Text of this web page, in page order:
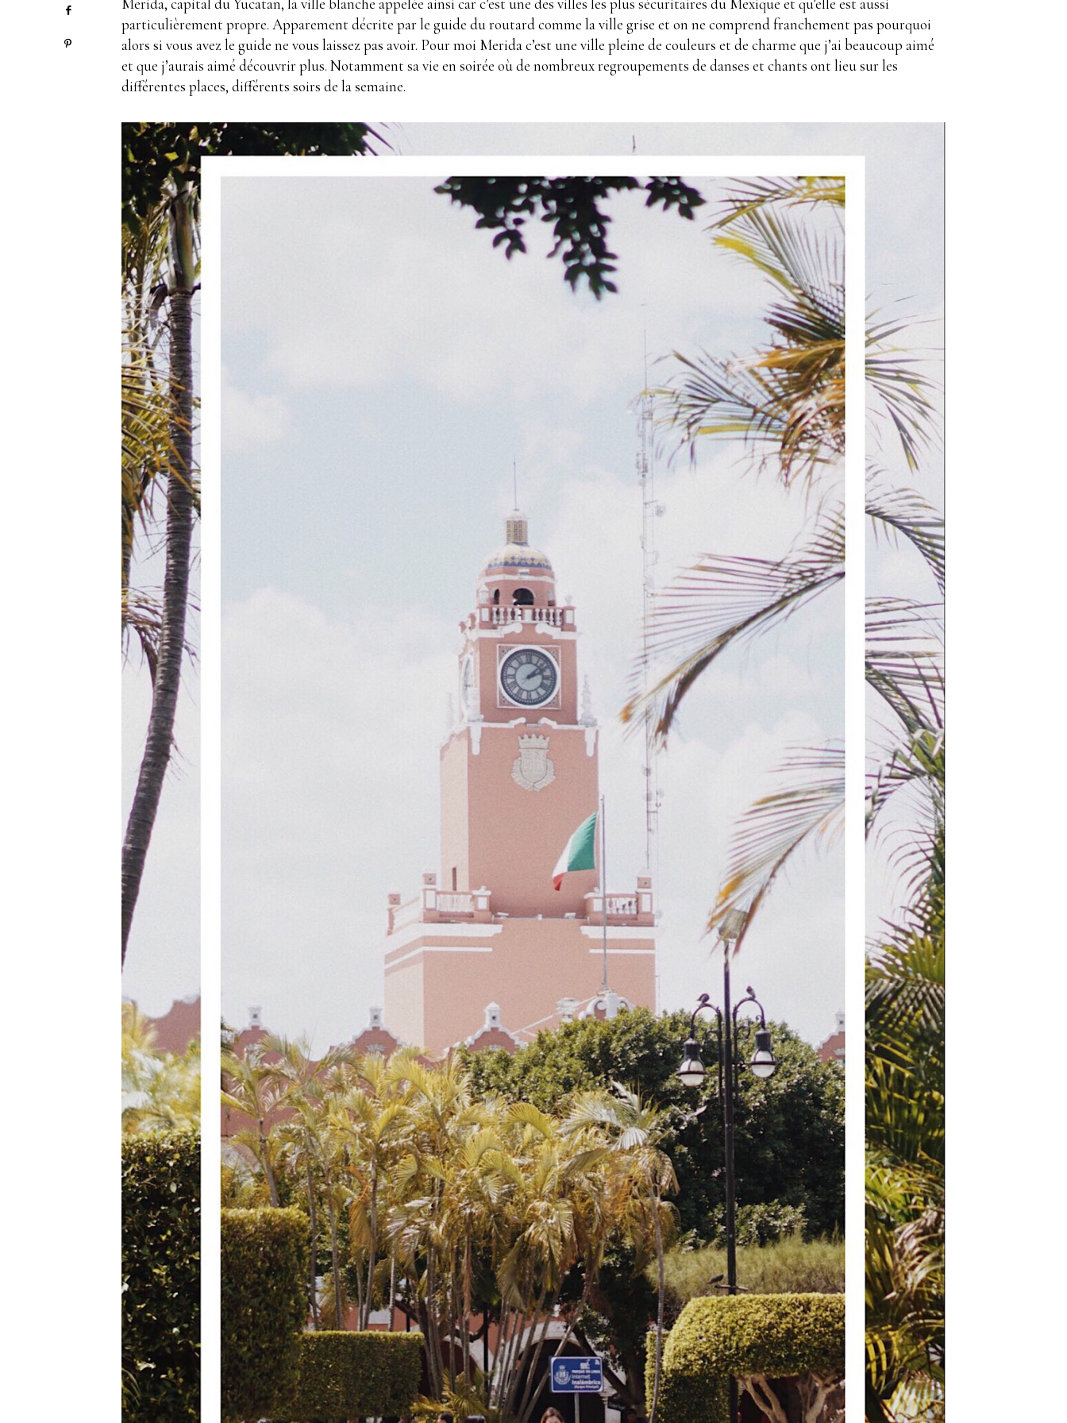
particulièrement propre. Apparement décrite par le guide du routard comme la ville grise et on ne comprend franchement pas pourquoi
alors si vous avez le guide ne vous laissez pas avoir. Pour moi Merida c’est une ville pleine de couleurs et de charme que j’ai beaucoup aimé
et que j’aurais aimé découvrir plus. Notamment sa vie en soirée où de nombreux regroupements de danses et chants ont lieu sur les
différentes places, différents soirs de la semaine.